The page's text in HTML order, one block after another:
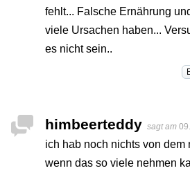
fehlt... Falsche Ernährung
viele Ursachen haben...
es nicht sein..
himbeerteddy sagt am
ich hab noch nichts von dem
wenn das so viele nehmen